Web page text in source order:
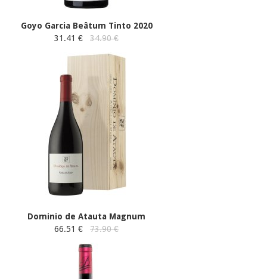
Goyo Garcia Beâtum Tinto 2020
31.41 €
34.90 €
Dominio de Atauta Magnum
66.51 €
73.90 €